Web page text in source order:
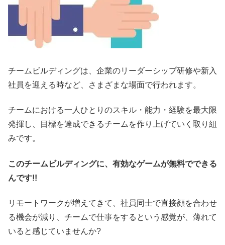
チームビルディングは、企業のリーダーシップ研修や新入
社員を迎える時など、さまざまな場面で行われます。
チームにおける一人ひとりのスキル・能力・経験を最大限
発揮し、目標を達成できるチームを作り上げていく取り組
みです。
このチームビルディングに、有効なゲームが無料でできる
んです!!
リモートワークが増えてきて、社員同士で直接顔を合わせ
る機会が減り、チームで仕事をするという感覚が、薄れて
いると感じていませんか?